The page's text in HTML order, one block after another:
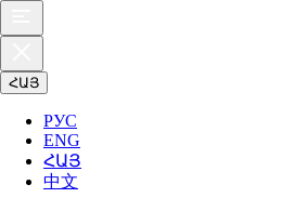
ՀԱՅ
РУС
ENG
ՀԱՅ
中文